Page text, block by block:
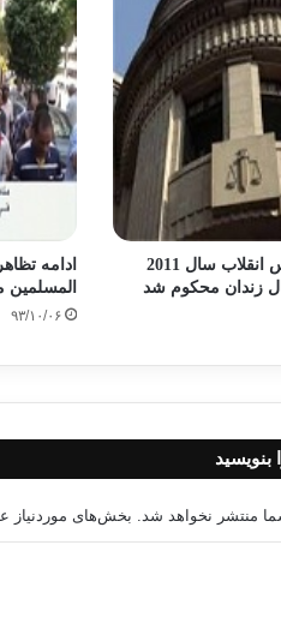
چهره سرشناس انقلاب سال 2011
ادامه
‌المسلمین
۹۳/۱۰/۰۶
بنویسید
منتشر نخواهد شد. بخش‌های موردنیاز